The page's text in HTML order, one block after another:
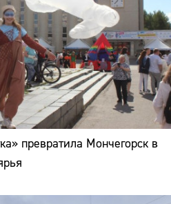
превратила Мончегорск в